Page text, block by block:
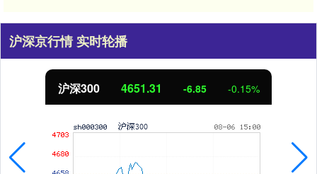
沪深京行情 实时轮播
北证50 1122.88 3.42 0.30%